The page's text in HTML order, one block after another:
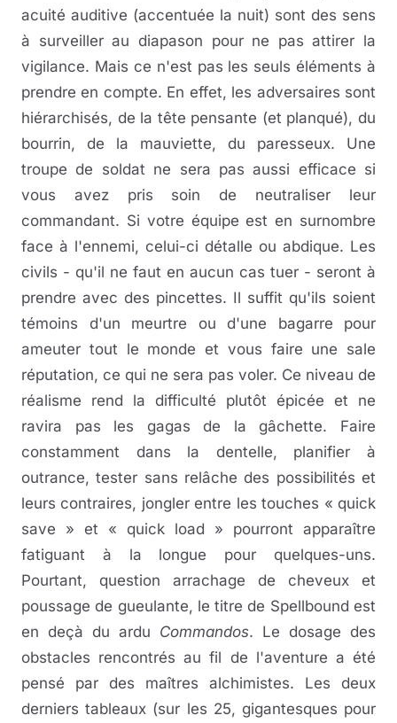
acuité auditive (accentuée la nuit) sont des sens
à surveiller au diapason pour ne pas attirer la
vigilance. Mais ce n'est pas les seuls éléments à
prendre en compte. En effet, les adversaires sont
hiérarchisés, de la tête pensante (et planqué), du
bourrin, de la mauviette, du paresseux. Une
troupe de soldat ne sera pas aussi efficace si
vous avez pris soin de neutraliser leur
commandant. Si votre équipe est en surnombre
face à l'ennemi, celui-ci détalle ou abdique. Les
civils - qu'il ne faut en aucun cas tuer - seront à
prendre avec des pincettes. Il suffit qu'ils soient
témoins d'un meurtre ou d'une bagarre pour
ameuter tout le monde et vous faire une sale
réputation, ce qui ne sera pas voler. Ce niveau de
réalisme rend la difficulté plutôt épicée et ne
ravira pas les gagas de la gâchette. Faire
constamment dans la dentelle, planifier à
outrance, tester sans relâche des possibilités et
leurs contraires, jongler entre les touches « quick
save » et « quick load » pourront apparaître
fatiguant à la longue pour quelques-uns.
Pourtant, question arrachage de cheveux et
poussage de gueulante, le titre de Spellbound est
en deçà du ardu Commandos. Le dosage des
obstacles rencontrés au fil de l'aventure a été
pensé par des maîtres alchimistes. Les deux
derniers tableaux (sur les 25, gigantesques pour